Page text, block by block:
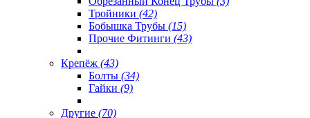
Тройники (42)
Бобышка Трубы (15)
Прочие Фитинги (43)
Крепёж (43)
Болты (34)
Гайки (9)
Другие (70)